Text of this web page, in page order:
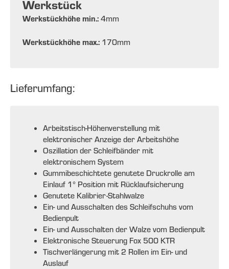
Werkstück
Werkstückhöhe min.: 4mm
Werkstückhöhe max.: 170mm
Lieferumfang:
Arbeitstisch-Höhenverstellung mit
elektronischer Anzeige der Arbeitshöhe
Oszillation der Schleifbänder mit
elektronischem System
Gummibeschichtete genutete Druckrolle am
Einlauf 1° Position mit Rücklaufsicherung
Genutete Kalibrier-Stahlwalze
Ein- und Ausschalten des Schleifschuhs vom
Bedienpult
Ein- und Ausschalten der Walze vom Bedienpult
Elektronische Steuerung Fox 500 KTR
Tischverlängerung mit 2 Rollen im Ein- und
Auslauf